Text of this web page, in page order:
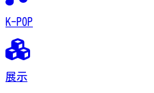
K-POP
展示